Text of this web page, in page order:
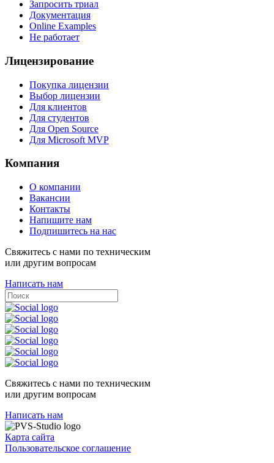
Запросить триал
Документация
Online Examples
Не работает
Лицензирование
Покупка лицензии
Выбор лицензии
Для клиентов
Для студентов
Для Open Source
Для Microsoft MVP
Компания
О компании
Вакансии
Контакты
Напишите нам
Подпишитесь на нас
Свяжитесь с нами по техническим
или другим вопросам
Написать нам
Свяжитесь с нами по техническим
или другим вопросам
Написать нам
Карта сайта
Пользовательское соглашение